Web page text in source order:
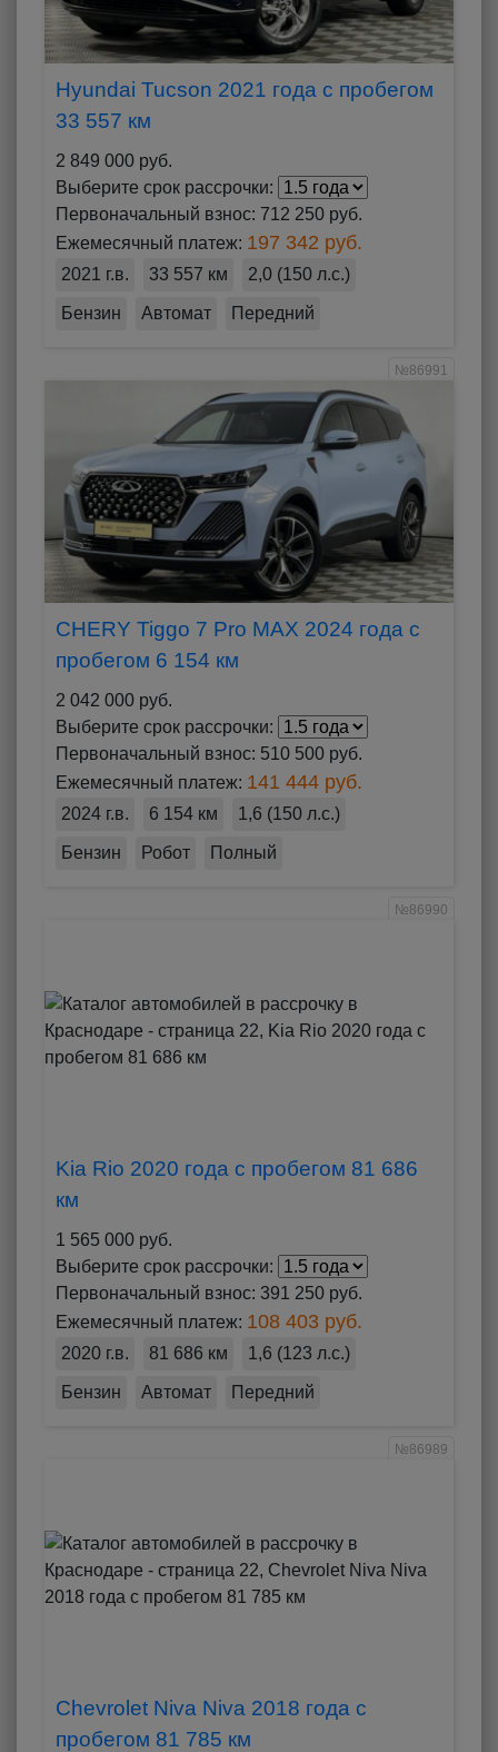
Hyundai Tucson 2021 года с пробегом
33 557 км
2 849 000 руб.
Выберите срок рассрочки:
Первоначальный взнос: 712 250 руб.
Ежемесячный платеж: 197 342 руб.
2021 г.в. 33 557 км 2,0 (150 л.с.)
Бензин Автомат Передний
№86991
CHERY Tiggo 7 Pro MAX 2024 года с
пробегом 6 154 км
2 042 000 руб.
Выберите срок рассрочки:
Первоначальный взнос: 510 500 руб.
Ежемесячный платеж: 141 444 руб.
2024 г.в. 6 154 км 1,6 (150 л.с.)
Бензин Робот Полный
№86990
Kia Rio 2020 года с пробегом 81 686
км
1 565 000 руб.
Выберите срок рассрочки:
Первоначальный взнос: 391 250 руб.
Ежемесячный платеж: 108 403 руб.
2020 г.в. 81 686 км 1,6 (123 л.с.)
Бензин Автомат Передний
№86989
Chevrolet Niva Niva 2018 года с
пробегом 81 785 км